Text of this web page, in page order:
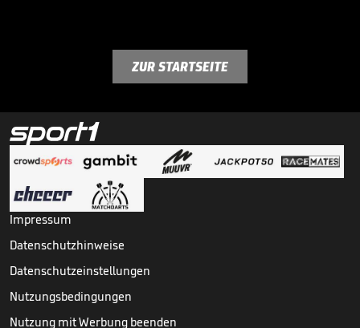
ZUR STARTSEITE
Impressum
Datenschutzhinweise
Datenschutzeinstellungen
Nutzungsbedingungen
Nutzung mit Werbung beenden